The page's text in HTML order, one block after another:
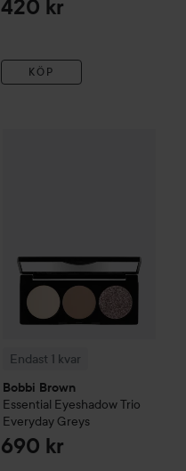
420 kr
KÖP
Endast 1 kvar
Bobbi Brown
Essential Eyeshadow Trio
Everyday Greys
690 kr